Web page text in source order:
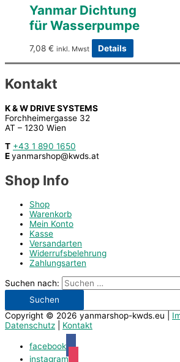
Yanmar Dichtung
für Wasserpumpe
7,08 € inkl. Mwst Details
Kontakt
K & W DRIVE SYSTEMS
Forchheimergasse 32
AT – 1230 Wien
T +43 1 890 1650
Eyanmarshop@kwds.at
Shop Info
Shop
Warenkorb
Mein Konto
Kasse
Versandarten
Widerrufsbelehrung
Zahlungsarten
Suchen nach:
Copyright © 2026 yanmarshop-kwds.eu
Datenschutz
Kontakt
facebook
instagram